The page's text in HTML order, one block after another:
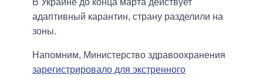
В Украине до конца марта действует
адаптивный карантин, страну разделили на
зоны.
Напомним, Министерство здравоохранения
зарегистрировало для экстренного